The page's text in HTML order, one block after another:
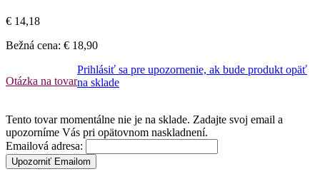
€ 14,18
Bežná cena: € 18,90
Otázka na tovar
Prihlásiť sa pre upozornenie, ak bude produkt opäť
na sklade
Tento tovar momentálne nie je na sklade. Zadajte svoj email a
upozorníme Vás pri opätovnom naskladnení.
Emailová adresa:
Upozorniť Emailom